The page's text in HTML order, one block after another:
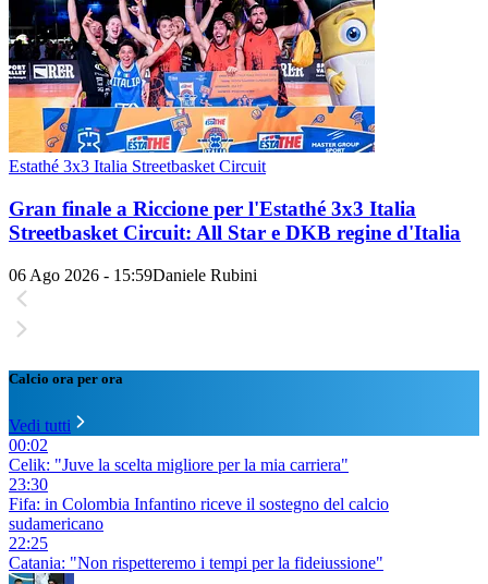
Estathé 3x3 Italia Streetbasket Circuit
Gran finale a Riccione per l'Estathé 3x3 Italia
Streetbasket Circuit: All Star e DKB regine d'Italia
06 Ago 2026 - 15:59Daniele Rubini
Calcio ora per ora
Vedi tutti
00:02
Celik: "Juve la scelta migliore per la mia carriera"
23:30
Fifa: in Colombia Infantino riceve il sostegno del calcio
sudamericano
22:25
Catania: "Non rispetteremo i tempi per la fideiussione"